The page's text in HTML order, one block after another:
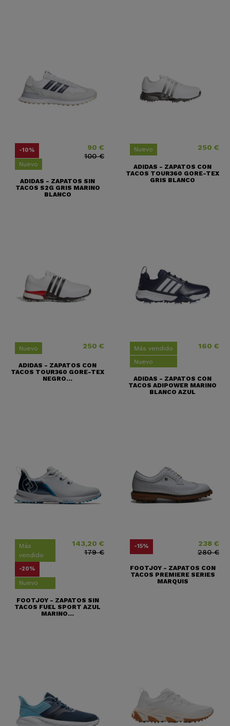
-10%
Nuevo
Precio90 €
Precio base
100 €
ADIDAS - ZAPATOS SIN
TACOS S2G GRIS MARINO
BLANCO
Nuevo Precio
250 €
ADIDAS - ZAPATOS CON
TACOS TOUR360 GORE-TEX
GRIS BLANCO
Nuevo Precio
250 €
ADIDAS - ZAPATOS CON
TACOS TOUR360 GORE-TEX
NEGRO...
Más vendido
Nuevo
Precio
160 €
ADIDAS - ZAPATOS CON
TACOS ADIPOWER MARINO
BLANCO AZUL
Más
vendido
-20%
Nuevo
Precio
143,20 €
Precio base
179 €
FOOTJOY - ZAPATOS SIN
TACOS FUEL SPORT AZUL
MARINO...
-15% Precio238 €
Precio base
280 €
FOOTJOY - ZAPATOS CON
TACOS PREMIERE SERIES
MARQUIS